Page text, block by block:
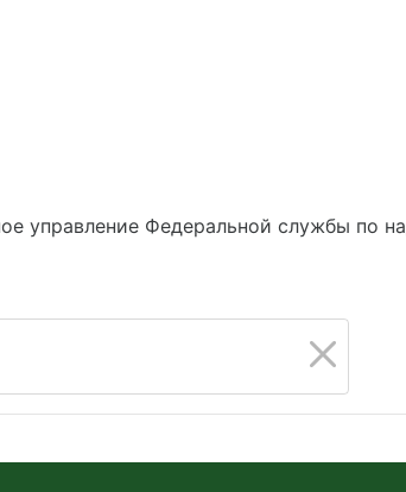
управление Федеральной службы по